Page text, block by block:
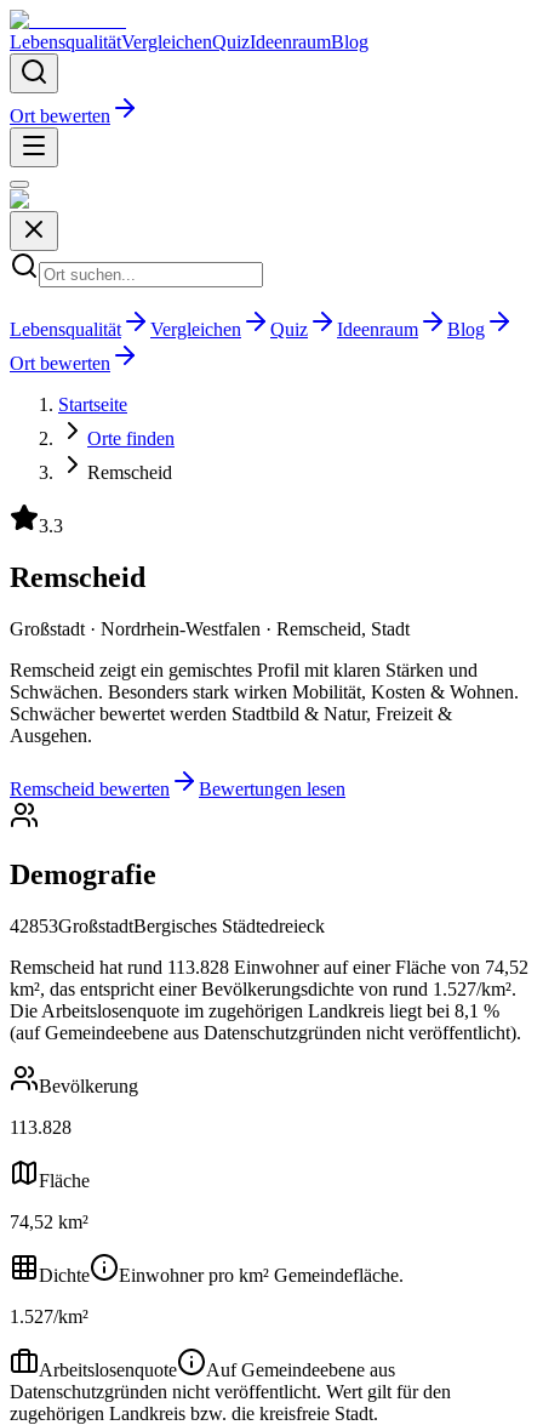
LebensqualitätVergleichenQuizIdeenraumBlog
Ort bewerten
Lebensqualität Vergleichen Quiz Ideenraum
Blog
Ort bewerten
Startseite
Orte finden
Remscheid
3.3
Remscheid
Großstadt · Nordrhein-Westfalen · Remscheid, Stadt
Remscheid zeigt ein gemischtes Profil mit klaren Stärken und
Schwächen. Besonders stark wirken Mobilität, Kosten & Wohnen.
Schwächer bewertet werden Stadtbild & Natur, Freizeit &
Ausgehen.
Remscheid bewerten Bewertungen lesen
Demografie
42853GroßstadtBergisches Städtedreieck
Remscheid hat rund 113.828 Einwohner auf einer Fläche von 74,52
km², das entspricht einer Bevölkerungsdichte von rund 1.527/km².
Die Arbeitslosenquote im zugehörigen Landkreis liegt bei 8,1 %
(auf Gemeindeebene aus Datenschutzgründen nicht veröffentlicht).
Bevölkerung
113.828
Fläche
74,52 km²
Dichte
Einwohner pro km² Gemeindefläche.
1.527/km²
Arbeitslosenquote
Auf Gemeindeebene aus
Datenschutzgründen nicht veröffentlicht. Wert gilt für den
zugehörigen Landkreis bzw. die kreisfreie Stadt.